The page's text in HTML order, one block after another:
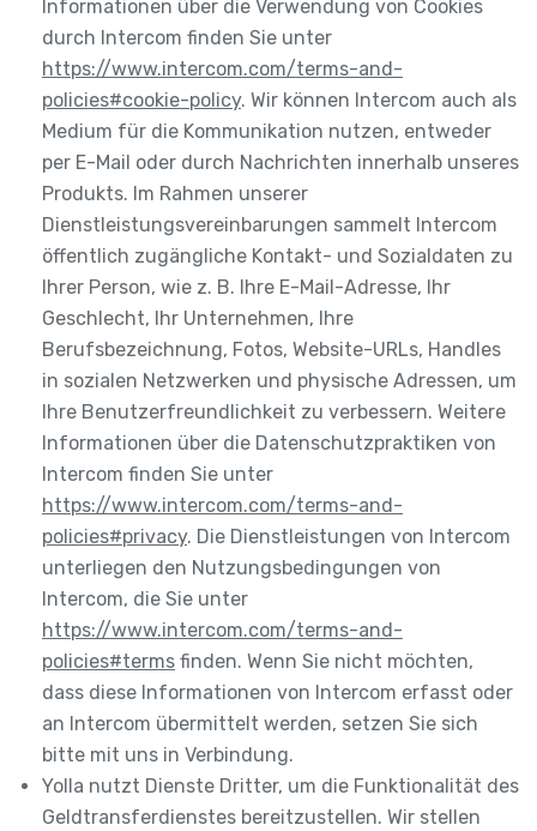
Informationen über die Verwendung von Cookies
durch Intercom finden Sie unter
https://www.intercom.com/terms-and-
policies#cookie-policy. Wir können Intercom auch als
Medium für die Kommunikation nutzen, entweder
per E-Mail oder durch Nachrichten innerhalb unseres
Produkts. Im Rahmen unserer
Dienstleistungsvereinbarungen sammelt Intercom
öffentlich zugängliche Kontakt- und Sozialdaten zu
Ihrer Person, wie z. B. Ihre E-Mail-Adresse, Ihr
Geschlecht, Ihr Unternehmen, Ihre
Berufsbezeichnung, Fotos, Website-URLs, Handles
in sozialen Netzwerken und physische Adressen, um
Ihre Benutzerfreundlichkeit zu verbessern. Weitere
Informationen über die Datenschutzpraktiken von
Intercom finden Sie unter
https://www.intercom.com/terms-and-
policies#privacy. Die Dienstleistungen von Intercom
unterliegen den Nutzungsbedingungen von
Intercom, die Sie unter
https://www.intercom.com/terms-and-
policies#terms finden. Wenn Sie nicht möchten,
dass diese Informationen von Intercom erfasst oder
an Intercom übermittelt werden, setzen Sie sich
bitte mit uns in Verbindung.
Yolla nutzt Dienste Dritter, um die Funktionalität des
Geldtransferdienstes bereitzustellen. Wir stellen